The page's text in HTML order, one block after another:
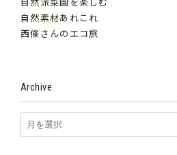
自然素材あれこれ
西條さんのエコ旅
Archive